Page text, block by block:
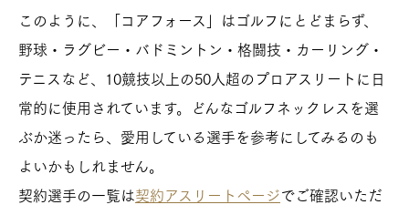
このように、「コアフォース」はゴルフにとどまらず、
野球・ラグビー・バドミントン・格闘技・カーリング・
テニスなど、10競技以上の50人超のプロアスリートに日
常的に使用されています。どんなゴルフネックレスを選
ぶか迷ったら、愛用している選手を参考にしてみるのも
よいかもしれません。
契約選手の一覧は契約アスリートページでご確認いただ